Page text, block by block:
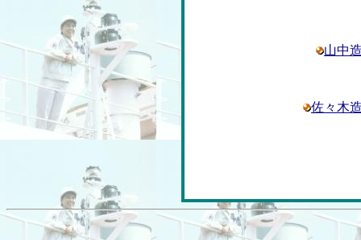
山中
佐々木